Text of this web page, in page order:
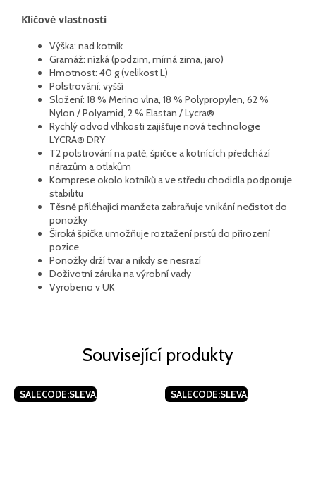
Související produkty
SALECODE:SLEVAX5:5:% SALECODE:SLEVAX5:5:%
Klíčové vlastnosti
Výška: nad kotník
Gramáž: nízká (podzim, mírná zima, jaro)
Hmotnost: 40 g (velikost L)
Polstrování: vyšší
Složení: 18 % Merino vlna, 18 % Polypropylen, 62 %
Nylon / Polyamid, 2 % Elastan / Lycra®
Rychlý odvod vlhkosti zajišťuje nová technologie
LYCRA® DRY
T2 polstrování na patě, špičce a kotnících předchází
nárazům a otlakům
Komprese okolo kotníků a ve středu chodidla podporuje
stabilitu
Těsně přiléhající manžeta zabraňuje vnikání nečistot do
ponožky
Široká špička umožňuje roztažení prstů do přirození
pozice
Ponožky drží tvar a nikdy se nesrazí
Doživotní záruka na výrobní vady
Vyrobeno v UK